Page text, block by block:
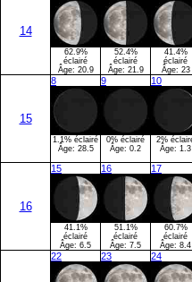
14
62.9%
éclairé
Âge: 20.9
52.4%
éclairé
Âge: 21.9
41.4%
éclairé
Âge: 23
15
8
1.1% éclairé
Âge: 28.5
9
0% éclairé
Âge: 0.2
10
2%
Âge: 1.3
16
15
41.1%
éclairé
Âge: 6.5
16
51.1%
éclairé
Âge: 7.5
17
60.7%
éclairé
Âge: 8.4
22 23 24